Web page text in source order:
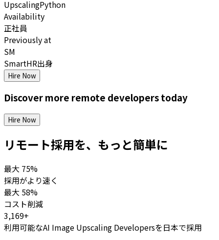
UpscalingPython
Availability
正社員
Previously at
SM
SmartHR出身
Hire Now
Discover more remote developerstoday
Hire Now
リモート採用を、もっと簡単に
最大 75%
採用がより速く
最大 58%
コスト削減
3,169+
利用可能なAI Image Upscaling Developersを日本で採用